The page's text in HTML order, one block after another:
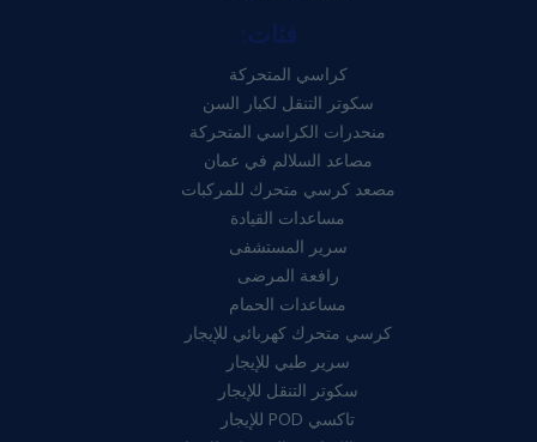
فئات:
كراسي المتحركة
سكوتر التنقل لكبار السن
منحدرات الكراسي المتحركة
مصاعد السلالم في عمان
مصعد كرسي متحرك للمركبات
مساعدات القيادة
سرير المستشفى
رافعة المرضى
مساعدات الحمام
كرسي متحرك كهربائي للإيجار
سرير طبي للإيجار
سكوتر التنقل للإيجار
تاكسي POD للإيجار